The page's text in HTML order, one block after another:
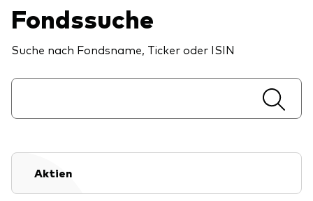
Fondssuche
Suche nach Fondsname, Ticker oder ISIN
Aktien